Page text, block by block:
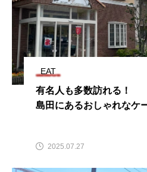
EAT
有名人も多数訪れる！
島田にあるおしゃれなケ
2025.07.27